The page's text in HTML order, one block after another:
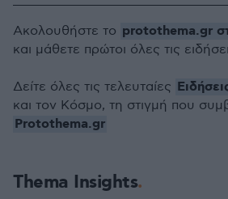
Thema Insights
Ακολουθήστε το protothema.gr
και μάθετε πρώτοι όλες τις
Δείτε όλες τις τελευταίες
και τον Κόσμο, τη στιγμή που
Protothema.gr